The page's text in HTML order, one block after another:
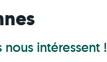
intéressent !